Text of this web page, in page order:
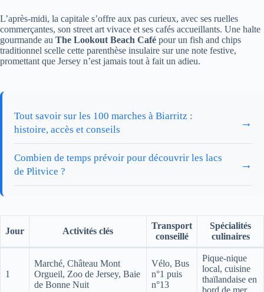
L’après-midi, la capitale s’offre aux pas curieux, avec ses ruelles
commerçantes, son street art vivace et ses cafés accueillants. Une halte
gourmande au The Lookout Beach Café pour un fish and chips
traditionnel scelle cette parenthèse insulaire sur une note festive,
promettant que Jersey n’est jamais tout à fait un adieu.
Tout savoir sur les 100 marches à Biarritz :
histoire, accès et conseils
→
Combien de temps prévoir pour découvrir les lacs
de Plitvice ?
→
Jour Activités clés
Transport
conseillé
Spécialités
culinaires
1
Marché, Château Mont
Orgueil, Zoo de Jersey, Baie
de Bonne Nuit
Vélo, Bus
n°1 puis
n°13
Pique-nique
local, cuisine
thaïlandaise en